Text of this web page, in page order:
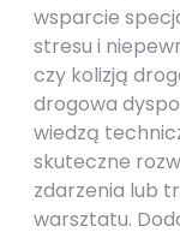
wsparcie
stresu i
czy kolizją
drogowa
wiedzą
skuteczne
zdarzenia lub
warsztatu.